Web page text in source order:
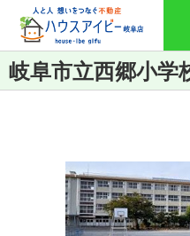
岐阜市立西郷小学